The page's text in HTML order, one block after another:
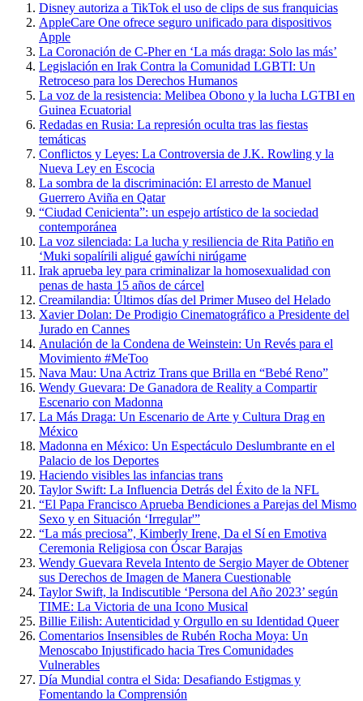
Disney autoriza a TikTok el uso de clips de sus franquicias
AppleCare One ofrece seguro unificado para dispositivos
Apple
La Coronación de C-Pher en ‘La más draga: Solo las más’
Legislación en Irak Contra la Comunidad LGBTI: Un
Retroceso para los Derechos Humanos
La voz de la resistencia: Melibea Obono y la lucha LGTBI en
Guinea Ecuatorial
Redadas en Rusia: La represión oculta tras las fiestas
temáticas
Conflictos y Leyes: La Controversia de J.K. Rowling y la
Nueva Ley en Escocia
La sombra de la discriminación: El arresto de Manuel
Guerrero Aviña en Qatar
“Ciudad Cenicienta”: un espejo artístico de la sociedad
contemporánea
La voz silenciada: La lucha y resiliencia de Rita Patiño en
‘Muki sopalírili aligué gawíchi nirúgame
Irak aprueba ley para criminalizar la homosexualidad con
penas de hasta 15 años de cárcel
Creamilandia: Últimos días del Primer Museo del Helado
Xavier Dolan: De Prodigio Cinematográfico a Presidente del
Jurado en Cannes
Anulación de la Condena de Weinstein: Un Revés para el
Movimiento #MeToo
Nava Mau: Una Actriz Trans que Brilla en “Bebé Reno”
Wendy Guevara: De Ganadora de Reality a Compartir
Escenario con Madonna
La Más Draga: Un Escenario de Arte y Cultura Drag en
México
Madonna en México: Un Espectáculo Deslumbrante en el
Palacio de los Deportes
Haciendo visibles las infancias trans
Taylor Swift: La Influencia Detrás del Éxito de la NFL
“El Papa Francisco Aprueba Bendiciones a Parejas del Mismo
Sexo y en Situación ‘Irregular'”
“La más preciosa”, Kimberly Irene, Da el Sí en Emotiva
Ceremonia Religiosa con Óscar Barajas
Wendy Guevara Revela Intento de Sergio Mayer de Obtener
sus Derechos de Imagen de Manera Cuestionable
Taylor Swift, la Indiscutible ‘Persona del Año 2023’ según
TIME: La Victoria de una Icono Musical
Billie Eilish: Autenticidad y Orgullo en su Identidad Queer
Comentarios Insensibles de Rubén Rocha Moya: Un
Menoscabo Injustificado hacia Tres Comunidades
Vulnerables
Día Mundial contra el Sida: Desafiando Estigmas y
Fomentando la Comprensión